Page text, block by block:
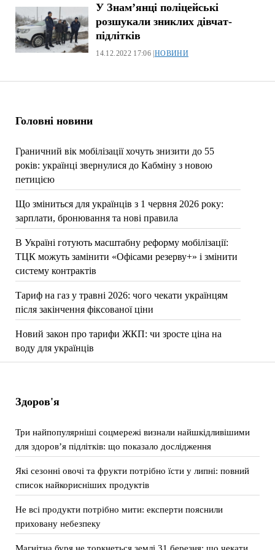
Головні новини
Граничний вік мобілізації хочуть знизити до 55
років: українці звернулися до Кабміну з новою
петицією
Що зміниться для українців з 1 червня 2026 року:
зарплати, бронювання та нові правила
В Україні готують масштабну реформу мобілізації:
ТЦК можуть замінити «Офісами резерву+» і змінити
систему контрактів
Тариф на газ у травні 2026: чого чекати українцям
після закінчення фіксованої ціни
Новий закон про тарифи ЖКП: чи зросте ціна на
воду для українців
У Знам’янці поліцейські
розшукали зниклих дівчат-
підлітків
14.12.2022 17:06 | НОВИНИ
Здоров'я
Три найпопулярніші соцмережі визнали найшкідливішими
для здоров’я підлітків: що показало дослідження
Які сезонні овочі та фрукти потрібно їсти у липні: повний
список найкорисніших продуктів
Не всі продукти потрібно мити: експерти пояснили
приховану небезпеку
Магнітна буря не торкнеться землі 31 березня: що чекати